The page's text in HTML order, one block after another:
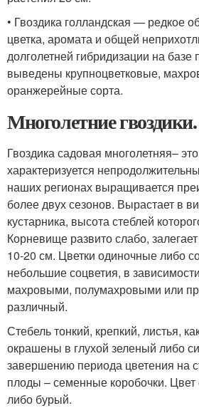
• Гвоздика голландская — редкое
цветка, аромата и общей
долголетней гибридизации на базе
выведены крупноцветковые,
оранжерейные сорта.
Многолетние
Гвоздика садовая многолетняя–
характеризуется
наших регионах выращивается
более двух сезонов. Вырастает в
кустарника, высота стеблей
Корневище развито слабо,
10-20 см. Цветки одиночные либо
небольшие соцветия, в
махровыми, полумахровыми или
различный.
Стебель тонкий, крепкий, листья,
окрашены в глухой зеленый либо
завершению периода цветения на
плоды – семенные коробочки.
либо бурый.